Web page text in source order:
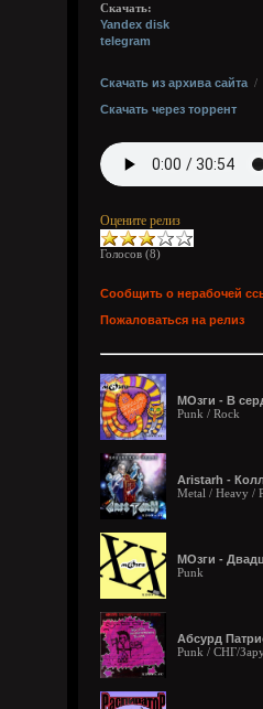
Скачать:
Yandex disk
telegram
Скачать из архива сайта /
Скачать через торрент
Оцените релиз
Голосов (8)
Сообщить о нерабочей
Пожаловаться на релиз
МОзги - В
Punk / Rock
Aristarh -
Metal / Heavy /
МОзги -
Punk
Абсурд
Punk / СНГ/